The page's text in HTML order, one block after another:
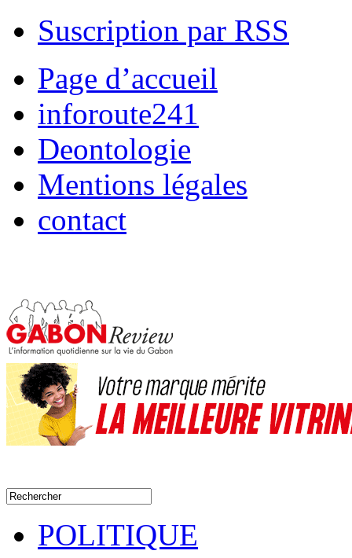
Suscription par RSS
Page d’accueil
inforoute241
Deontologie
Mentions légales
contact
POLITIQUE